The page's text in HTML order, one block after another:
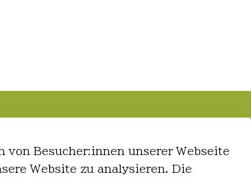
von Besucher:innen unserer Webseite
Website zu analysieren. Die